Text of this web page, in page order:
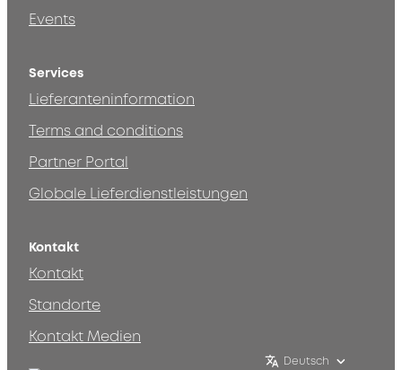
Events
Services
Lieferanteninformation
Terms and conditions
Partner Portal
Globale Lieferdienstleistungen
Kontakt
Kontakt
Standorte
Kontakt Medien
Deutsch